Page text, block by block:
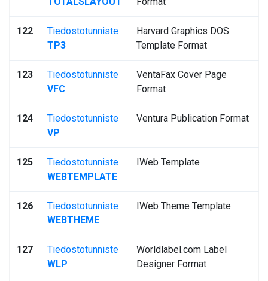
122
Tiedostotunniste
TP3
Harvard Graphics DOS
Template Format
123
Tiedostotunniste
VFC
VentaFax Cover Page
Format
124
Tiedostotunniste
VP
Ventura Publication Format
125
Tiedostotunniste
WEBTEMPLATE
IWeb Template
126
Tiedostotunniste
WEBTHEME
IWeb Theme Template
127
Tiedostotunniste
WLP
Worldlabel.com Label
Designer Format